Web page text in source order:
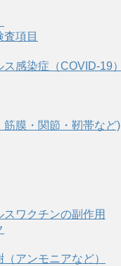
項目
感染症（COVID‑19）
筋膜・関節・靭帯など)
ワクチンの副作用
アンモニアなど）